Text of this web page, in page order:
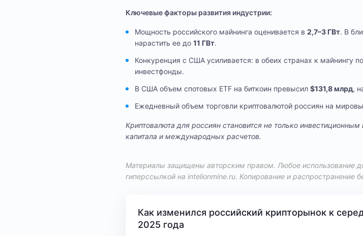
Ключевые факторы развития индустрии:
Мощность российского майнинга оценивается в 2,7–3 ГВт. В
нарастить ее до 11 ГВт.
Конкуренция с США усиливается: в обеих странах к майнингу
инвестфонды.
В США объем спотовых ETF на биткоин превысил $131,8 млрд,
Ежедневный объем торговли криптовалютой россиян на
Криптовалюта для россиян становится не только
капитала и международных расчетов.
Материалы защищены авторским правом. Любое использование
гиперссылкой на intelionmine.ru. Копирование и распространение
Как изменился российский крипторынок к
2025 года